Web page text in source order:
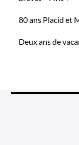
80 ans Placid et
Deux ans de